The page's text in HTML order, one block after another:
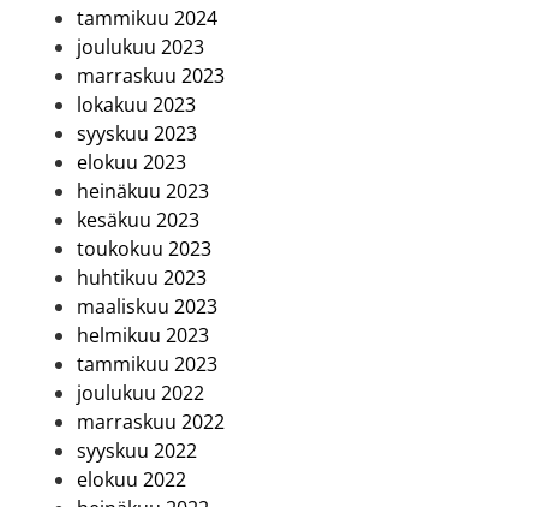
tammikuu 2024
joulukuu 2023
marraskuu 2023
lokakuu 2023
syyskuu 2023
elokuu 2023
heinäkuu 2023
kesäkuu 2023
toukokuu 2023
huhtikuu 2023
maaliskuu 2023
helmikuu 2023
tammikuu 2023
joulukuu 2022
marraskuu 2022
syyskuu 2022
elokuu 2022